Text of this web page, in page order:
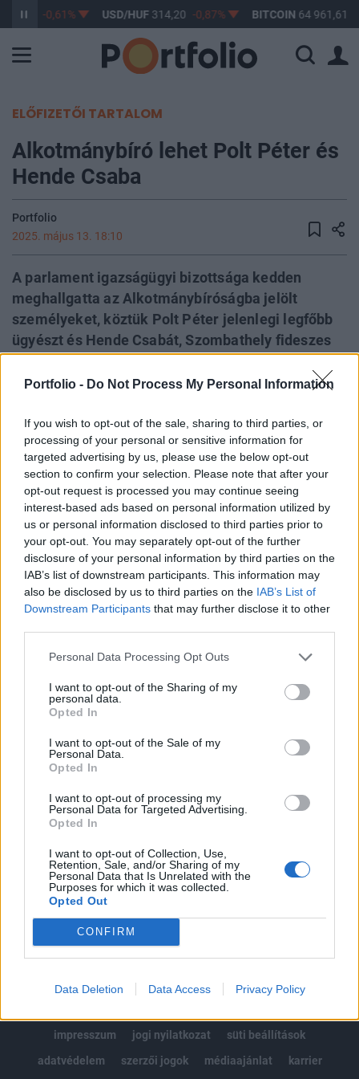
Portfolio - Do Not Process My Personal Information
If you wish to opt-out of the sale, sharing to third parties, or
processing of your personal or sensitive information for
targeted advertising by us, please use the below opt-out
section to confirm your selection. Please note that after your
opt-out request is processed you may continue seeing
interest-based ads based on personal information utilized by
us or personal information disclosed to third parties prior to
your opt-out. You may separately opt-out of the further
disclosure of your personal information by third parties on the
IAB’s list of downstream participants. This information may
also be disclosed by us to third parties on the IAB’s List of
Downstream Participants that may further disclose it to other
Personal Data Processing Opt Outs
I want to opt-out of the Sharing of my
personal data.
Opted In
I want to opt-out of the Sale of my
Personal Data.
Opted In
I want to opt-out of processing my
Personal Data for Targeted Advertising.
Opted In
I want to opt-out of Collection, Use,
Retention, Sale, and/or Sharing of my
Personal Data that Is Unrelated with the
Purposes for which it was collected.
Opted Out
CONFIRM
Data Deletion Data Access Privacy Policy
-0,61% USD/HUF314,20 -0,87% BITCOIN 64 961,61
ELŐFIZETŐI TARTALOM
Alkotmánybíró lehet Polt Péter és
Hende Csaba
Portfolio
2025. május 13. 18:10
A parlament igazságügyi bizottsága kedden
meghallgatta az Alkotmánybíróságba jelölt
személyeket, köztük Polt Péter jelenlegi legfőbb
ügyészt és Hende Csabát, Szombathely fideszes
szavazattal, 1 ellenében támogatta mindkét jelölt
parlament plenáris ülése elé kerül, írja az Index.
Az Alkotmánybíróság három új tagjának megválasztása
vált szükségessé. A Fidesz–KDNP szövetség Polt Pétert és
Hende Csabát, valamint Varga Zs. Andrást, a Kúria jelenlegi
elnökét jelölte – utóbbi személyéről a bizottság most nem
döntött. A kormánypártokon kívül a Mi Hazánk Mozgalom
is élt jelölési jogával, és három nevet nyújtott be: Pápai
Ákosét, Gaudi-Nagy...
KEDVES OLVASÓNK!
A keresett cikk a portfolio.hu hírarchívumához
regisztrációhoz kötött.
Portfolio.hu teljes cikkarchívum
Kötéslisták: BÉT elmúlt 2 év napon belüli
MÁR ELŐFIZETŐNK VAGY?BEJELENTKEZÉS
impresszum
jogi nyilatkozat
süti beállítások
adatvédelem
szerzői jogok médiaajánlat karrier